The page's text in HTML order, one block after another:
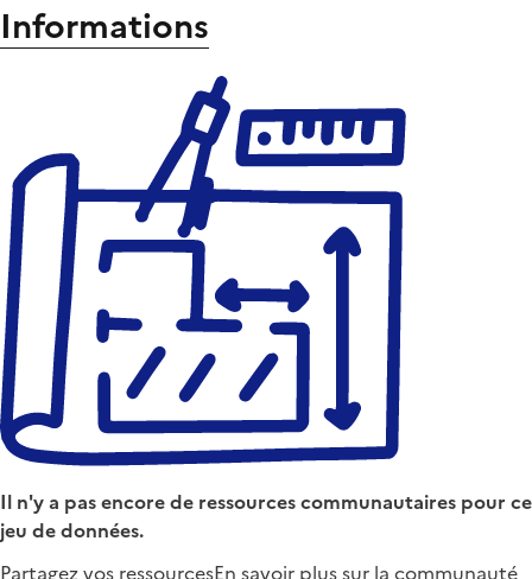
Informations
Il n'y a pas encore de ressources communautaires pour ce
jeu de données.